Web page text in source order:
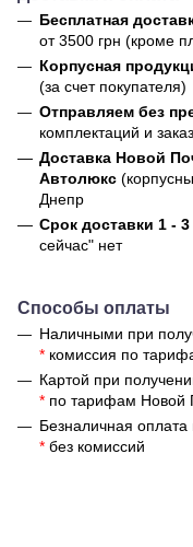
Бесплатная
от 3500 грн (кроме
Корпусная
(за счет покупателя)
Отправляем без
комплектаций и
Доставка Новой
Автолюкс
Днепр
Срок доставки 1 - 3
сейчас" нет
Способы оплаты
Наличными при
* комиссия по
Картой при
* по тарифам Новой
Безналичная
* без комиссий